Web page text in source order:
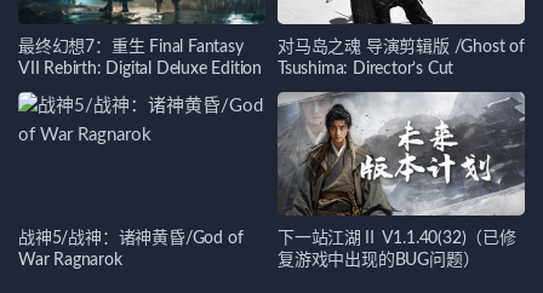
最终幻想7：重生 Final Fantasy
VII Rebirth: Digital Deluxe Edition
对马岛之魂 导演剪辑版 /Ghost of
Tsushima: Director’s Cut
战神5/战神：诸神黄昏/God of
War Ragnarok
下一站江湖Ⅱ V1.1.40(32)（已修
复游戏中出现的BUG问题）